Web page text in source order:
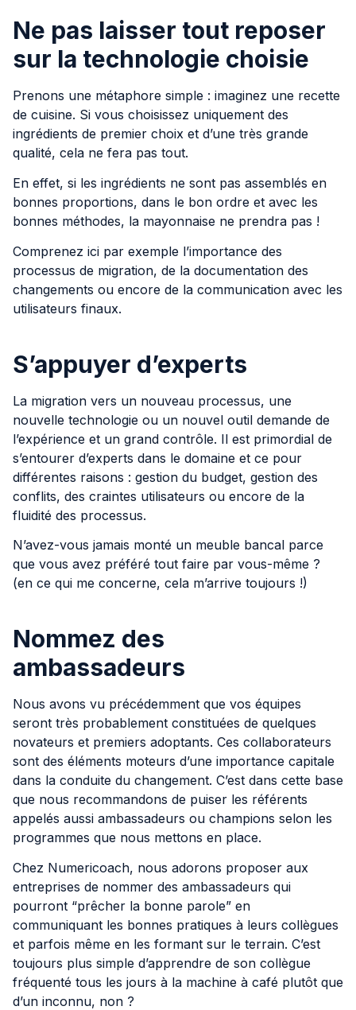
Ne pas laisser tout reposer
sur la technologie choisie
Prenons une métaphore simple : imaginez une recette
de cuisine. Si vous choisissez uniquement des
ingrédients de premier choix et d’une très grande
qualité, cela ne fera pas tout.
En effet, si les ingrédients ne sont pas assemblés en
bonnes proportions, dans le bon ordre et avec les
bonnes méthodes, la mayonnaise ne prendra pas !
Comprenez ici par exemple l’importance des
processus de migration, de la documentation des
changements ou encore de la communication avec les
utilisateurs finaux.
S’appuyer d’experts
La migration vers un nouveau processus, une
nouvelle technologie ou un nouvel outil demande de
l’expérience et un grand contrôle. Il est primordial de
s’entourer d’experts dans le domaine et ce pour
différentes raisons : gestion du budget, gestion des
conflits, des craintes utilisateurs ou encore de la
fluidité des processus.
N’avez-vous jamais monté un meuble bancal parce
que vous avez préféré tout faire par vous-même ?
(en ce qui me concerne, cela m’arrive toujours !)
Nommez des
ambassadeurs
Nous avons vu précédemment que vos équipes
seront très probablement constituées de quelques
novateurs et premiers adoptants. Ces collaborateurs
sont des éléments moteurs d’une importance capitale
dans la conduite du changement. C’est dans cette base
que nous recommandons de puiser les référents
appelés aussi ambassadeurs ou champions selon les
programmes que nous mettons en place.
Chez Numericoach, nous adorons proposer aux
entreprises de nommer des ambassadeurs qui
pourront “prêcher la bonne parole” en
communiquant les bonnes pratiques à leurs collègues
et parfois même en les formant sur le terrain. C’est
toujours plus simple d’apprendre de son collègue
fréquenté tous les jours à la machine à café plutôt que
d’un inconnu, non ?